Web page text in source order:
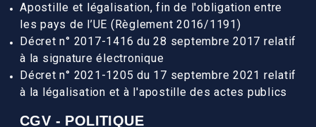
Apostille et légalisation, fin de l'obligation entre
les pays de l’UE (Règlement 2016/1191)
Décret n° 2017-1416 du 28 septembre 2017 relatif
à la signature électronique
Décret n° 2021-1205 du 17 septembre 2021 relatif
à la légalisation et à l'apostille des actes publics
CGV - POLITIQUE